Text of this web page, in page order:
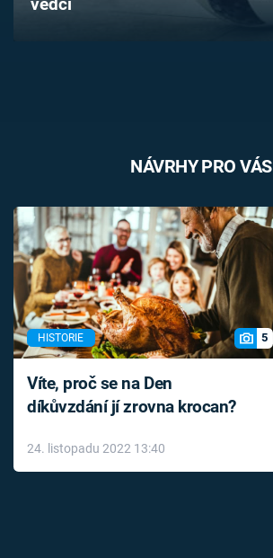
vědci
NÁVRHY PRO VÁS
HISTORIE 5
Víte, proč se na Den
díkůvzdání jí zrovna krocan?
24. listopadu 2022 13:40